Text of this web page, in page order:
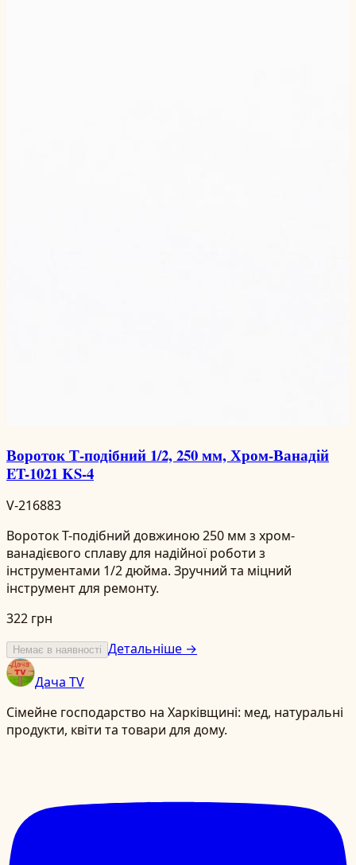
Вороток Т-подібний 1/2, 250 мм, Хром-Ванадій
ET-1021 KS-4
V-216883
Вороток Т-подібний довжиною 250 мм з хром-
ванадієвого сплаву для надійної роботи з
інструментами 1/2 дюйма. Зручний та міцний
інструмент для ремонту.
322 грн
Немає в наявності Детальніше →
Дача TV
Сімейне господарство на Харківщині: мед, натуральні
продукти, квіти та товари для дому.